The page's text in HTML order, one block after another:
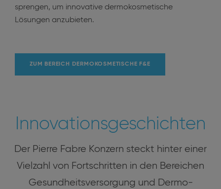
sprengen, um innovative dermokosmetische
Lösungen anzubieten.
ZUM BEREICH DERMOKOSMETISCHE F&E
Innovationsgeschichten
Der Pierre Fabre Konzern steckt hinter einer
Vielzahl von Fortschritten in den Bereichen
Gesundheitsversorgung und Dermo-